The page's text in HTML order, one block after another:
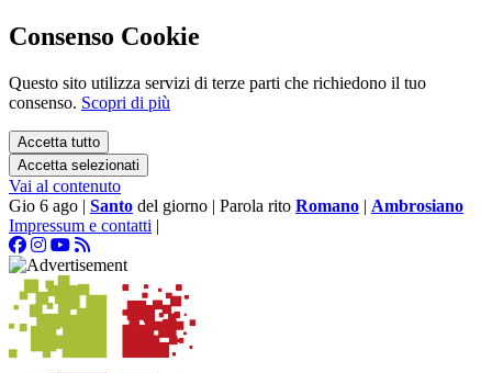
Consenso Cookie
Questo sito utilizza servizi di terze parti che richiedono il tuo
consenso. Scopri di più
Accetta tutto
Accetta selezionati
Vai al contenuto
Gio 6 ago | Santo del giorno | Parola rito Romano | Ambrosiano
Impressum e contatti |